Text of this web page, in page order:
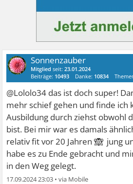
Sonnenzauber
Mitglied seit:23.01.2024
Beiträge: 10493 Danke: 10834
@Lololo34 das ist doch super!
mehr schief gehen und finde ich
Ausbildung durch ziehst obwohl
bist. Bei mir war es damals
relativ fit vor 20 Jahren🙈 jung
habe es zu Ende gebracht und
in den Weg gelegt.
17.09.2024 23:03 •